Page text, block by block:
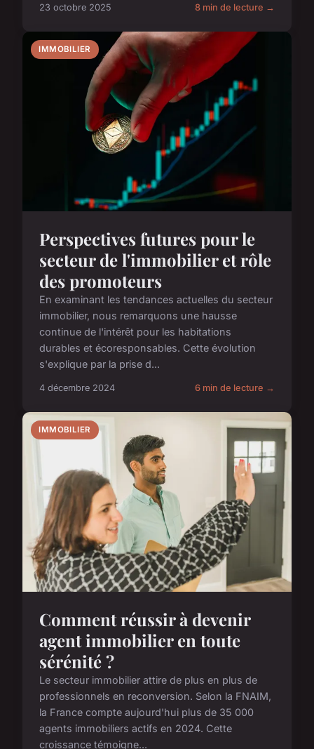
23 octobre 2025 8 min de lecture →
IMMOBILIER
Perspectives futures pour le
secteur de l'immobilier et rôle
des promoteurs
En examinant les tendances actuelles du secteur
immobilier, nous remarquons une hausse
continue de l'intérêt pour les habitations
durables et écoresponsables. Cette évolution
s'explique par la prise d...
4 décembre 2024 6 min de lecture →
IMMOBILIER
Comment réussir à devenir
agent immobilier en toute
sérénité ?
Le secteur immobilier attire de plus en plus de
professionnels en reconversion. Selon la FNAIM,
la France compte aujourd'hui plus de 35 000
agents immobiliers actifs en 2024. Cette
croissance témoigne...